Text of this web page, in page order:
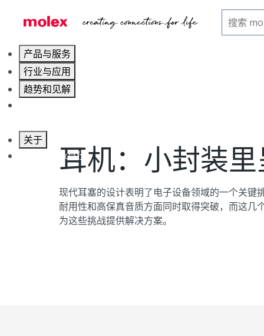
产品与服务
行业与应用
趋势和见解
关于
联系 Molex莫仕耳机：小封装
现代耳塞的设计表明了电子设备领域的一个关键
耐用性和高保真音质方面同时取得突破，而这几
为这些挑战提供解决方案。